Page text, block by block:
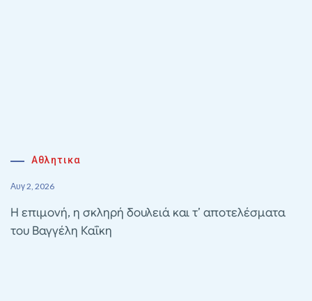
Αθλητικα
Αυγ 2, 2026
Η επιμονή, η σκληρή δουλειά και τ’ αποτελέσματα
του Βαγγέλη Καΐκη